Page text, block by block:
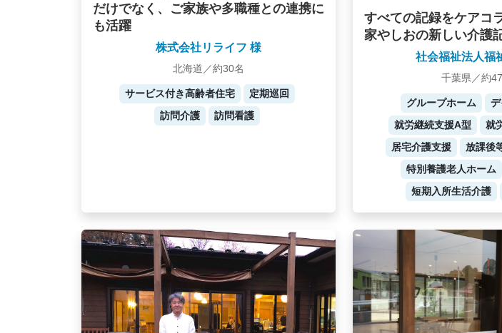
だけでなく、ご家族や多職種との連携に
も活躍
株式会社リライフ 様
北海道／約30名
サービス付き高齢者住宅
定期巡回
訪問介護
訪問看護
すべての記録をケアコ
家やしおの新しい介護
社会福祉法人福
千葉県／約
グループホーム
就労継続支援A型
就
居宅介護支援
放課後
特別養護老人ホーム
短期入所生活介護